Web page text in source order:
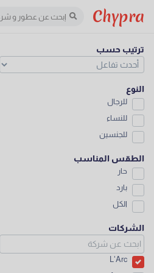
Chypra
ترتيب حسب
النوع
للرجال
للنساء
للجنسين
الطقس المناسب
حار
بارد
الكل
الشركات
L'Arc